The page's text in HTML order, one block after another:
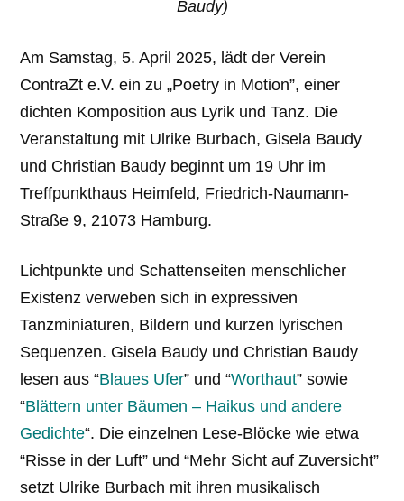
Baudy)
Am Samstag, 5. April 2025, lädt der Verein
ContraZt e.V. ein zu „Poetry in Motion”, einer
dichten Komposition aus Lyrik und Tanz. Die
Veranstaltung mit Ulrike Burbach, Gisela Baudy
und Christian Baudy beginnt um 19 Uhr im
Treffpunkthaus Heimfeld, Friedrich-Naumann-
Straße 9, 21073 Hamburg.
Lichtpunkte und Schattenseiten menschlicher
Existenz verweben sich in expressiven
Tanzminiaturen, Bildern und kurzen lyrischen
Sequenzen. Gisela Baudy und Christian Baudy
lesen aus “Blaues Ufer” und “Worthaut” sowie
“Blättern unter Bäumen – Haikus und andere
Gedichte“. Die einzelnen Lese-Blöcke wie etwa
“Risse in der Luft” und “Mehr Sicht auf Zuversicht”
setzt Ulrike Burbach mit ihren musikalisch